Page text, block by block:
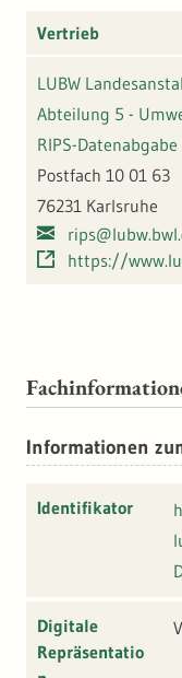
Vertrieb
LUBW
Abteilung 5 -
RIPS-Datenabgabe
Postfach 10 01 63
76231 Karlsruhe
https://
Informationen
Identifikator
Digitale
Repräsentatio